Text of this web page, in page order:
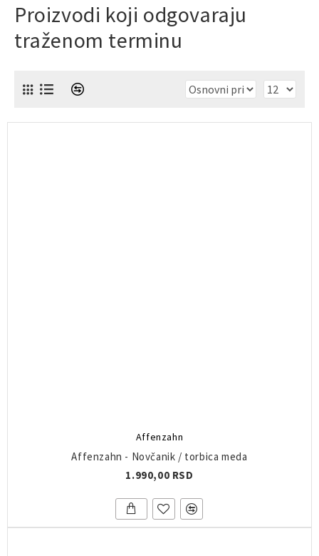
Proizvodi koji odgovaraju
traženom terminu
Affenzahn
Affenzahn - Novčanik / torbica meda
1.990,00 RSD